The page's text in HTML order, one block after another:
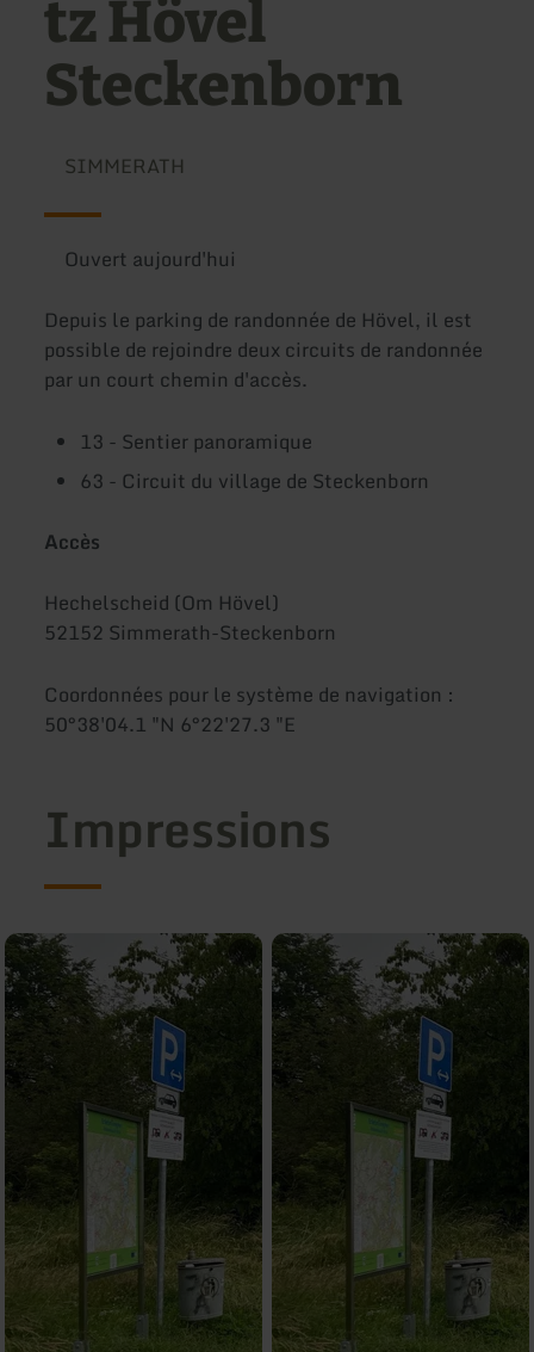
tz Hövel
Steckenborn
SIMMERATH
Ouvert aujourd'hui
Depuis le parking de randonnée de Hövel, il est
possible de rejoindre deux circuits de randonnée
par un court chemin d'accès.
13 - Sentier panoramique
63 - Circuit du village de Steckenborn
Accès
Hechelscheid (Om Hövel)
52152 Simmerath-Steckenborn
Coordonnées pour le système de navigation :
50°38'04.1 "N 6°22'27.3 "E
Impressions